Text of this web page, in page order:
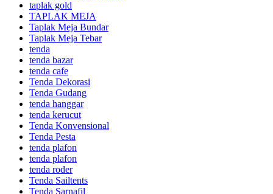
taplak gold
TAPLAK MEJA
Taplak Meja Bundar
Taplak Meja Tebar
tenda
tenda bazar
tenda cafe
Tenda Dekorasi
Tenda Gudang
tenda hanggar
tenda kerucut
Tenda Konvensional
Tenda Pesta
tenda plafon
tenda plafon
tenda roder
Tenda Sailtents
Tenda Sarnafil